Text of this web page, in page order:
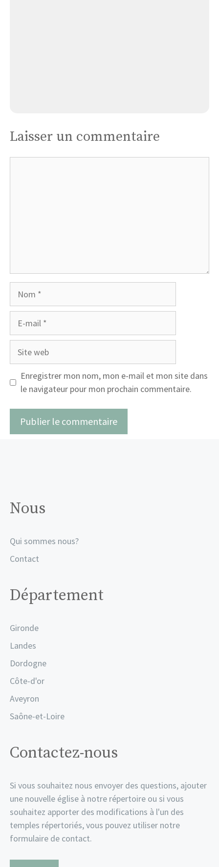
Laisser un commentaire
Site
Enregistrer mon nom, mon e-mail et mon site dans
le navigateur pour mon prochain commentaire.
Nous
Qui sommes nous?
Contact
Département
Gironde
Landes
Dordogne
Côte-d'or
Aveyron
Saône-et-Loire
Contactez-nous
Si vous souhaitez nous envoyer des questions, ajouter
une nouvelle église à notre répertoire ou si vous
souhaitez apporter des modifications à l'un des
temples répertoriés, vous pouvez utiliser notre
formulaire de contact.